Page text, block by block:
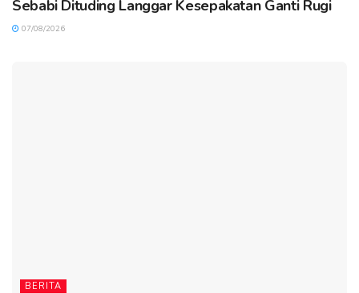
Sebabi Dituding Langgar Kesepakatan Ganti Rugi
07/08/2026
BERITA